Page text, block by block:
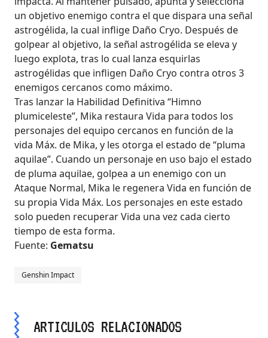
un objetivo enemigo contra el que dispara una señal
astrogélida, la cual inflige Daño Cryo. Después de
golpear al objetivo, la señal astrogélida se eleva y
luego explota, tras lo cual lanza esquirlas
astrogélidas que infligen Daño Cryo contra otros 3
enemigos cercanos como máximo.
Tras lanzar la Habilidad Definitiva “Himno
plumiceleste”, Mika restaura Vida para todos los
personajes del equipo cercanos en función de la
vida Máx. de Mika, y les otorga el estado de “pluma
aquilae”. Cuando un personaje en uso bajo el estado
de pluma aquilae, golpea a un enemigo con un
Ataque Normal, Mika le regenera Vida en función de
su propia Vida Máx. Los personajes en este estado
solo pueden recuperar Vida una vez cada cierto
tiempo de esta forma.
Fuente: Gematsu
Genshin Impact
ARTICULOS RELACIONADOS